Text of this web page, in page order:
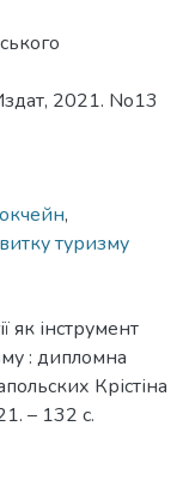
2021. No13
,
туризму
як інструмент
: дипломна
Крістіна
– 132 с.